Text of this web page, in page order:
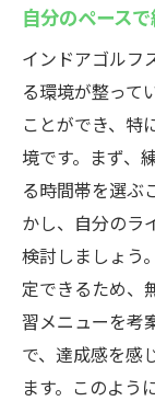
自分のペース
インドアゴルフ
る環境が整って
ことができ、特
境です。まず、
る時間帯を選ぶ
かし、自分のラ
検討しましょう
定できるため、
習メニューを考
で、達成感を感
ます。このよう